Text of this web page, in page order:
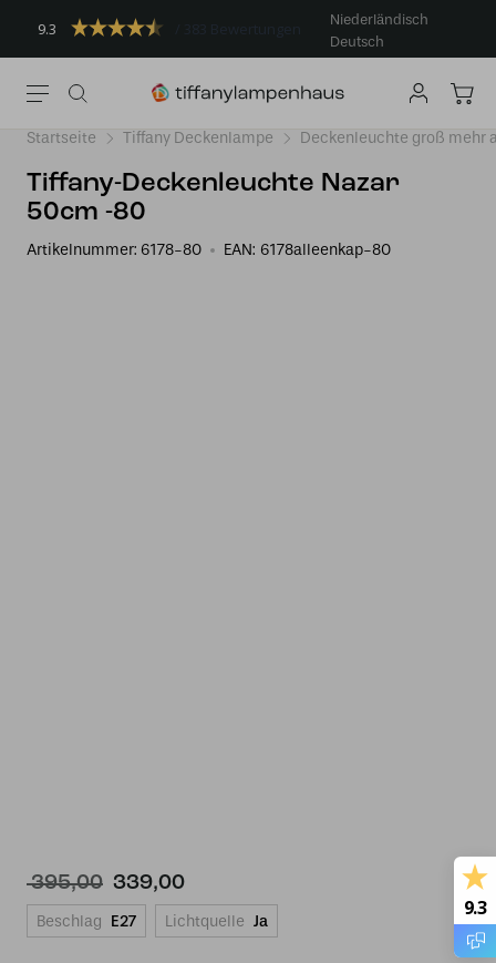
9.3
Niederländisch
Deutsch
Startseite Tiffany Deckenlampe Deckenleuchte groß mehr
Tiffany-Deckenleuchte Nazar
50cm -80
Artikelnummer: 6178-80 EAN: 6178alleenkap-80
395,00 Ursprünglicher
Preis
war:
339,00Aktueller
Preis
ist:
Beschlag E27 Lichtquelle Ja
9.3